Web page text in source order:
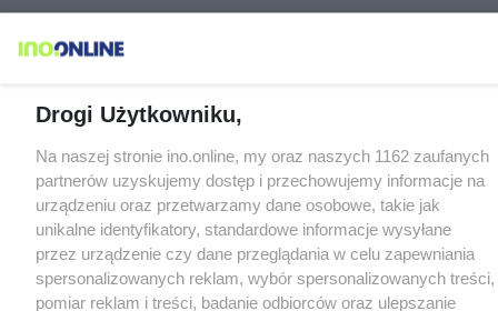
Drogi Użytkowniku,
Na naszej stronie ino.online, my oraz naszych 1162 zaufanych
partnerów uzyskujemy dostęp i przechowujemy informacje na
urządzeniu oraz przetwarzamy dane osobowe, takie jak
unikalne identyfikatory, standardowe informacje wysyłane
przez urządzenie czy dane przeglądania w celu zapewniania
spersonalizowanych reklam, wybór spersonalizowanych treści,
pomiar reklam i treści, badanie odbiorców oraz ulepszanie